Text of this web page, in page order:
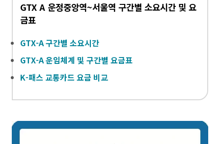
GTX A 운정중앙역~서울역 구간별 소요시간 및 요
금표
GTX-A 구간별 소요시간
GTX-A 운임체계 및 구간별 요금표
K-패스 교통카드 요금 비교